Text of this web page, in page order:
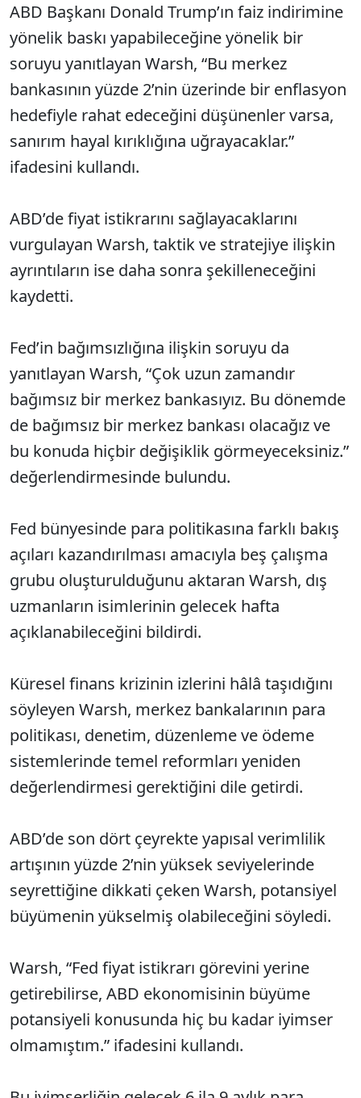
ABD Başkanı Donald Trump’ın faiz indirimine
yönelik baskı yapabileceğine yönelik bir
soruyu yanıtlayan Warsh, “Bu merkez
bankasının yüzde 2’nin üzerinde bir enflasyon
hedefiyle rahat edeceğini düşünenler varsa,
sanırım hayal kırıklığına uğrayacaklar.”
ifadesini kullandı.
ABD’de fiyat istikrarını sağlayacaklarını
vurgulayan Warsh, taktik ve stratejiye ilişkin
ayrıntıların ise daha sonra şekilleneceğini
kaydetti.
Fed’in bağımsızlığına ilişkin soruyu da
yanıtlayan Warsh, “Çok uzun zamandır
bağımsız bir merkez bankasıyız. Bu dönemde
de bağımsız bir merkez bankası olacağız ve
bu konuda hiçbir değişiklik görmeyeceksiniz.”
değerlendirmesinde bulundu.
Fed bünyesinde para politikasına farklı bakış
açıları kazandırılması amacıyla beş çalışma
grubu oluşturulduğunu aktaran Warsh, dış
uzmanların isimlerinin gelecek hafta
açıklanabileceğini bildirdi.
Küresel finans krizinin izlerini hâlâ taşıdığını
söyleyen Warsh, merkez bankalarının para
politikası, denetim, düzenleme ve ödeme
sistemlerinde temel reformları yeniden
değerlendirmesi gerektiğini dile getirdi.
ABD’de son dört çeyrekte yapısal verimlilik
artışının yüzde 2’nin yüksek seviyelerinde
seyrettiğine dikkati çeken Warsh, potansiyel
büyümenin yükselmiş olabileceğini söyledi.
Warsh, “Fed fiyat istikrarı görevini yerine
getirebilirse, ABD ekonomisinin büyüme
potansiyeli konusunda hiç bu kadar iyimser
olmamıştım.” ifadesini kullandı.